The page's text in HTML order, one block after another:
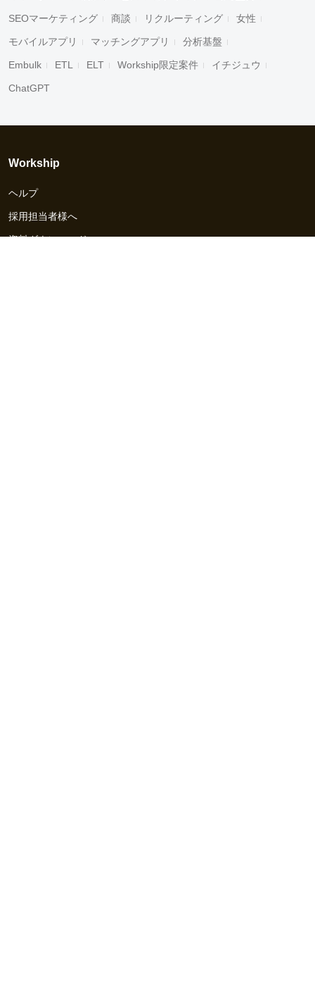
SEOマーケティング 商談 リクルーティング 女性
モバイルアプリ マッチングアプリ 分析基盤
Embulk ETL ELT Workship限定案件 イチジュウ
ChatGPT
Workship
ヘルプ
採用担当者様へ
資料ダウンロード